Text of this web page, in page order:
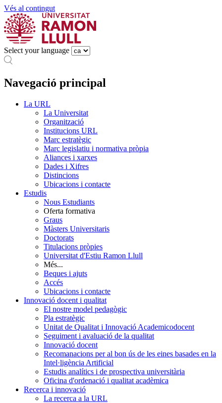
Vés al contingut
Select your language
Navegació principal
La URL
La Universitat
Organització
Institucions URL
Marc estratègic
Marc legislatiu i normativa pròpia
Aliances i xarxes
Dades i Xifres
Distincions
Ubicacions i contacte
Estudis
Nous Estudiants
Oferta formativa
Graus
Màsters Universitaris
Doctorats
Titulacions pròpies
Universitat d'Estiu Ramon Llull
Més...
Beques i ajuts
Accés
Ubicacions i contacte
Innovació docent i qualitat
El nostre model pedagògic
Pla estratègic
Unitat de Qualitat i Innovació Academicodocent
Seguiment i avaluació de la qualitat
Innovació docent
Recomanacions per al bon ús de les eines basades en la
Intel·ligència Artificial
Estudis analítics i de prospectiva universitària
Oficina d'ordenació i qualitat acadèmica
Recerca i innovació
La recerca a la URL